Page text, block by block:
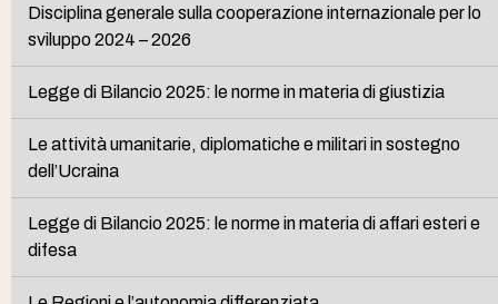
Disciplina generale sulla cooperazione internazionale per lo
sviluppo 2024 – 2026
Legge di Bilancio 2025: le norme in materia di giustizia
Le attività umanitarie, diplomatiche e militari in sostegno
dell’Ucraina
Legge di Bilancio 2025: le norme in materia di affari esteri e
difesa